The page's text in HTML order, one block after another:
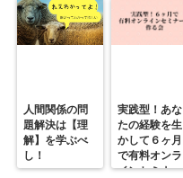
人間関係の問
題解決は【理
解】を学ぶべ
し！
実践型！あな
たの経験を生
かして６ヶ月
で有料オンラ
インセミナー